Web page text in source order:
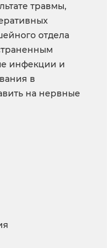
травмы,
отдела
инфекции и
в
на нервные